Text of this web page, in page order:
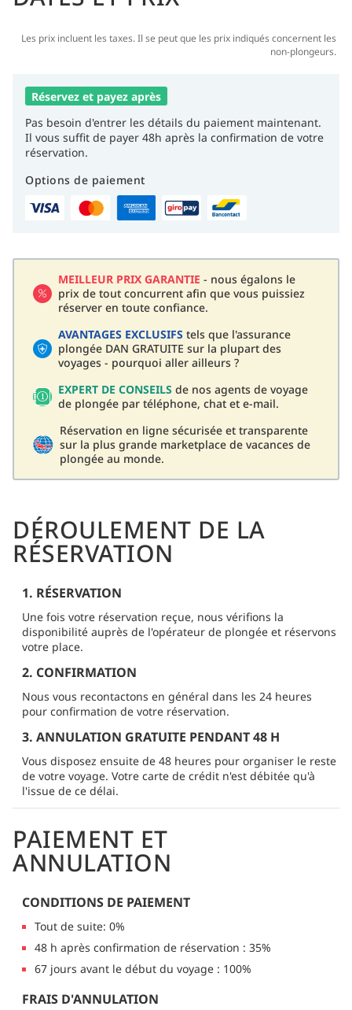
Les prix incluent les taxes. Il se peut que les prix indiqués concernent les
non-plongeurs.
Réservez et payez après
Pas besoin d'entrer les détails du paiement maintenant.
Il vous suffit de payer 48h après la confirmation de votre
réservation.
Options de paiement
MEILLEUR PRIX GARANTIE - nous égalons le
prix de tout concurrent afin que vous puissiez
réserver en toute confiance.
AVANTAGES EXCLUSIFS tels que l'assurance
plongée DAN GRATUITE sur la plupart des
voyages - pourquoi aller ailleurs ?
EXPERT DE CONSEILS de nos agents de voyage
de plongée par téléphone, chat et e-mail.
Réservation en ligne sécurisée et transparente
sur la plus grande marketplace de vacances de
plongée au monde.
DÉROULEMENT DE LA
RÉSERVATION
1. RÉSERVATION
Une fois votre réservation reçue, nous vérifions la
disponibilité auprès de l'opérateur de plongée et réservons
votre place.
2. CONFIRMATION
Nous vous recontactons en général dans les 24 heures
pour confirmation de votre réservation.
3. ANNULATION GRATUITE PENDANT 48 H
Vous disposez ensuite de 48 heures pour organiser le reste
de votre voyage. Votre carte de crédit n'est débitée qu'à
l'issue de ce délai.
PAIEMENT ET
ANNULATION
CONDITIONS DE PAIEMENT
Tout de suite: 0%
48 h après confirmation de réservation : 35%
67 jours avant le début du voyage : 100%
FRAIS D'ANNULATION